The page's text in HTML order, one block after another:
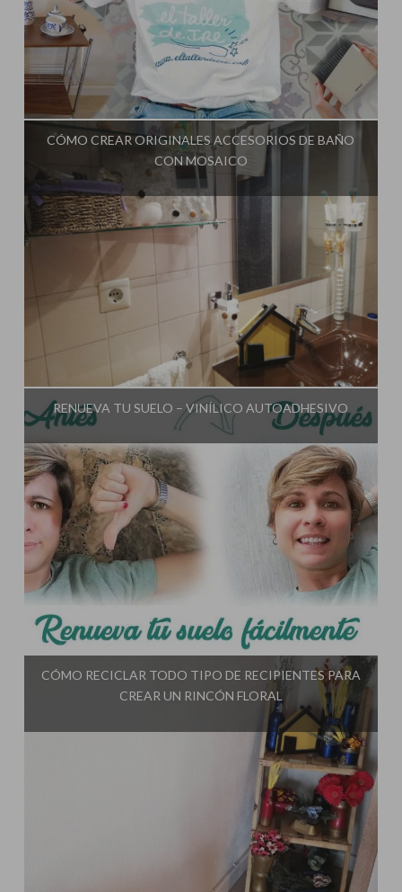
Influencer:El Taller de Ire
CÓMO CREAR ORIGINALES ACCESORIOS DE BAÑO
CON MOSAICO
Influencer:El Taller de Ire
RENUEVA TU SUELO – VINÍLICO AUTOADHESIVO
Influencer:El Taller de Ire
CÓMO RECICLAR TODO TIPO DE RECIPIENTES PARA
CREAR UN RINCÓN FLORAL